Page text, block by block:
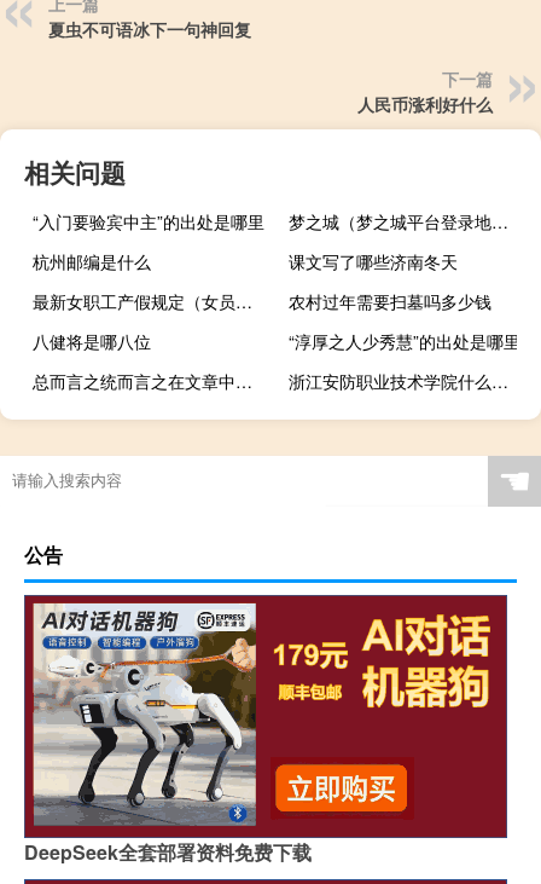
夏虫不可语冰下一句神回复
下一篇
人民币涨利好什么
相关问题
“入门要验宾中主”的出处是哪里
梦之城（梦之城平台登录地址）
杭州邮编是什么
课文写了哪些济南冬天
最新女职工产假规定（女员工产假规定）
农村过年需要扫墓吗多少钱
八健将是哪八位
“淳厚之人少秀慧”的出处是哪里
总而言之统而言之在文章中起什么作用（总而言之）
浙江安防职业技术学院什么时候开学
☚
公告
DeepSeek全套部署资料免费下载